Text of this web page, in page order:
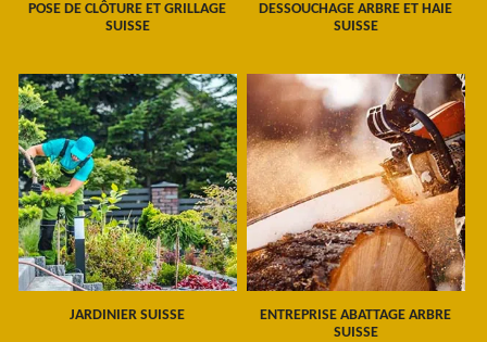
POSE DE CLÔTURE ET GRILLAGE
SUISSE
DESSOUCHAGE ARBRE ET HAIE
SUISSE
JARDINIER SUISSE
ENTREPRISE ABATTAGE ARBRE
SUISSE